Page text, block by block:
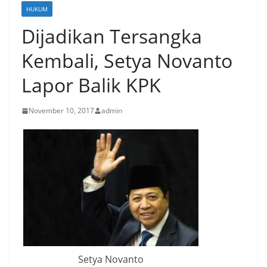
HUKUM
Dijadikan Tersangka
Kembali, Setya Novanto
Lapor Balik KPK
November 10, 2017 admin
Setya Novanto